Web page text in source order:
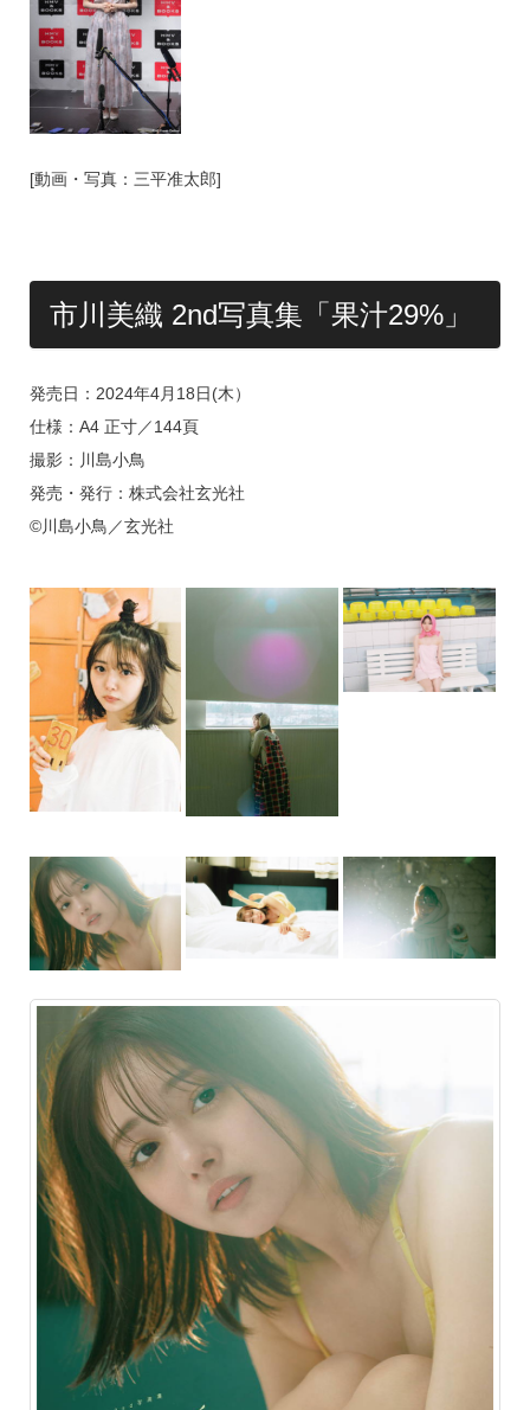
[動画・写真：三平准太郎]
市川美織 2nd写真集「果汁29%」
発売日：2024年4月18日(木）
仕様：A4 正寸／144頁
撮影：川島小鳥
発売・発行：株式会社玄光社
©川島小鳥／玄光社